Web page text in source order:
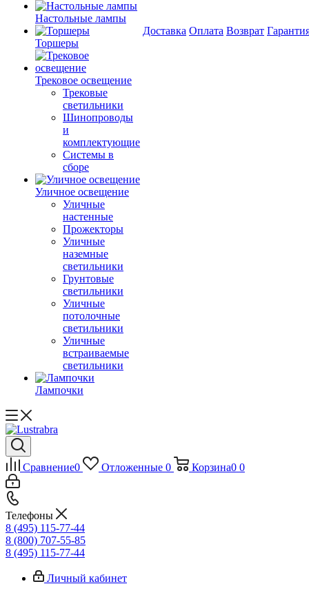
Настольные лампы
Торшеры
Трековое освещение
Трековые
светильники
Шинопроводы
и
комплектующие
Системы в
сборе
Уличное освещение
Уличные
настенные
Прожекторы
Уличные
наземные
светильники
Грунтовые
светильники
Уличные
потолочные
светильники
Уличные
встраиваемые
светильники
Лампочки
Доставка Оплата Возврат
Сравнение0 Отложенные 0 Корзина0 0
Телефоны
8 (495) 115-77-44
8 (800) 707-55-85
8 (495) 115-77-44
Личный кабинет